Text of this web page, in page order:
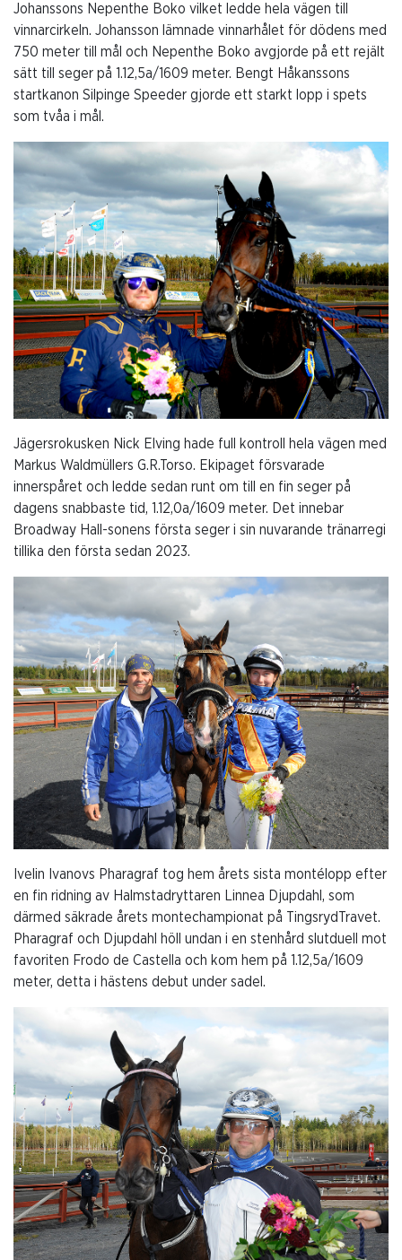
Johanssons Nepenthe Boko vilket ledde hela vägen till
vinnarcirkeln. Johansson lämnade vinnarhålet för dödens med
750 meter till mål och Nepenthe Boko avgjorde på ett rejält
sätt till seger på 1.12,5a/1609 meter. Bengt Håkanssons
startkanon Silpinge Speeder gjorde ett starkt lopp i spets
som tvåa i mål.
Jägersrokusken Nick Elving hade full kontroll hela vägen med
Markus Waldmüllers G.R.Torso. Ekipaget försvarade
innerspåret och ledde sedan runt om till en fin seger på
dagens snabbaste tid, 1.12,0a/1609 meter. Det innebar
Broadway Hall-sonens första seger i sin nuvarande tränarregi
tillika den första sedan 2023.
Ivelin Ivanovs Pharagraf tog hem årets sista montélopp efter
en fin ridning av Halmstadryttaren Linnea Djupdahl, som
därmed säkrade årets montechampionat på TingsrydTravet.
Pharagraf och Djupdahl höll undan i en stenhård slutduell mot
favoriten Frodo de Castella och kom hem på 1.12,5a/1609
meter, detta i hästens debut under sadel.